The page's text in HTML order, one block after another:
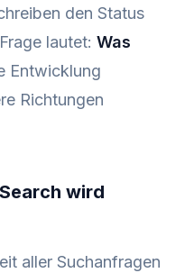
den Status
lautet: Was
Entwicklung
Richtungen
wird
aller Suchanfragen